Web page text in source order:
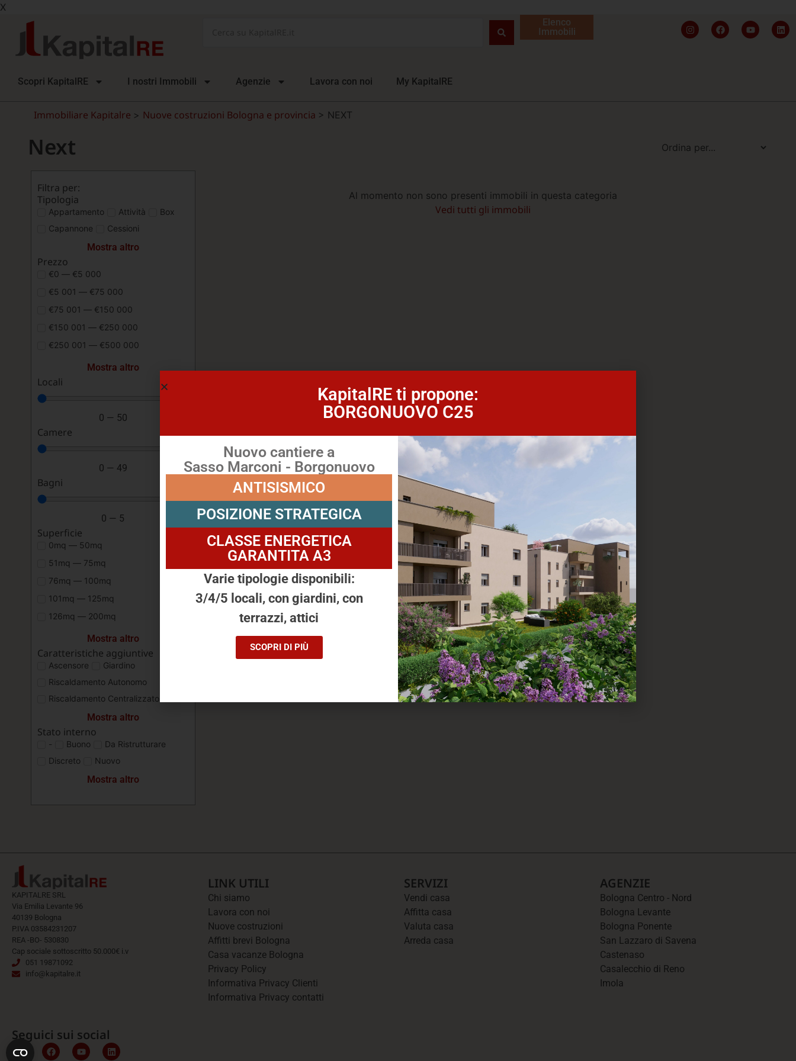
X
Elenco
Immobili
Scopri KapitalRE I nostri Immobili Agenzie Lavora con noi My KapitalRE
Immobiliare Kapitalre > Nuove costruzioni Bologna e provincia > NEXT
Next
Filtra per:
Tipologia
Appartamento Attività
Box
Capannone
Cessioni
Mostra altro
Prezzo
€0 — €5 000
€5 001 — €75 000
€75 001 — €150 000
€150 001 — €250 000
€250 001 — €500 000
Mostra altro
Locali
0 — 50
Camere
0 — 49
Bagni
0 — 5
Superficie
0mq — 50mq
51mq — 75mq
76mq — 100mq
101mq — 125mq
126mq — 200mq
Mostra altro
Caratteristiche aggiuntive
Ascensore
Giardino
Riscaldamento Autonomo
Riscaldamento Centralizzato
Mostra altro
Stato interno
- Buono
Da Ristrutturare
Discreto
Nuovo
Mostra altro
Al momento non sono presenti immobili in questa categoria
Vedi tutti gli immobili
KAPITALRE SRL
Via Emilia Levante 96
40139 Bologna
P.IVA 03584231207
REA -BO- 530830
Cap sociale sottoscritto 50.000€ i.v
051 19871092
info@kapitalre.it
LINK UTILI
Chi siamo
Lavora con noi
Nuove costruzioni
Affitti brevi Bologna
Casa vacanze Bologna
Privacy Policy
Informativa Privacy Clienti
Informativa Privacy contatti
SERVIZI
Vendi casa
Affitta casa
Valuta casa
Arreda casa
AGENZIE
Bologna Centro - Nord
Bologna Levante
Bologna Ponente
San Lazzaro di Savena
Castenaso
Casalecchio di Reno
Imola
Seguici sui social
KapitalRE ti propone:
BORGONUOVO C25
Nuovo cantiere a
Sasso Marconi - Borgonuovo
ANTISISMICO
POSIZIONE STRATEGICA
CLASSE ENERGETICA
GARANTITA A3
Varie tipologie disponibili:
3/4/5 locali, con giardini, con
terrazzi, attici
SCOPRI DI PIÙ